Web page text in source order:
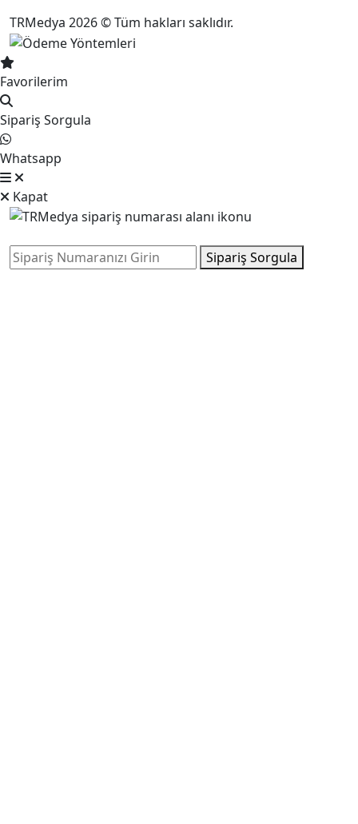
TRMedya 2026 © Tüm hakları saklıdır.
Favorilerim
Sipariş Sorgula
Whatsapp
Kapat
Sipariş Sorgula